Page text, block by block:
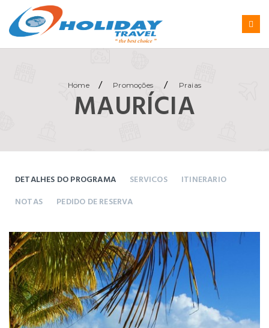
Home / Promoções / Praias
MAURÍCIA
DETALHES DO PROGRAMA SERVICOS
ITINERARIO
NOTAS
PEDIDO DE RESERVA